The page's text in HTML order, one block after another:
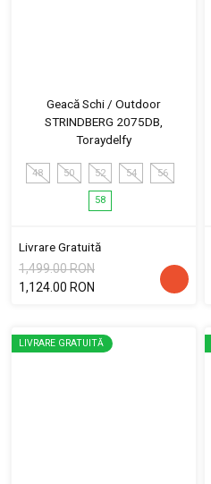
Geacă Schi / Outdoor
STRINDBERG 2075DB,
Toraydelfy
48 50 52 54 56
58
Livrare Gratuită
1,499.00 RON
1,124.00 RON
LIVRARE GRATUITĂ